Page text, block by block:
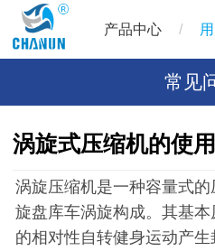
产品中心 /
常见
涡旋式压缩机的使
涡旋压缩机是一种容量式
旋盘库车涡旋构成。其基
的相对性自转健身运动产生